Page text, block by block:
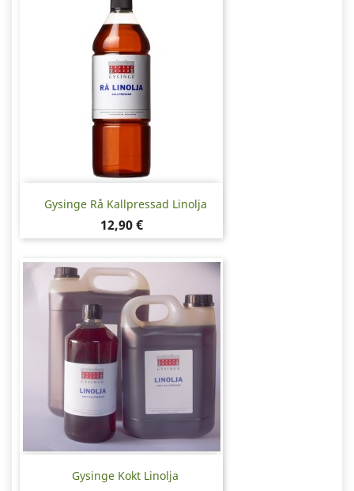
Gysinge Rå Kallpressad Linolja
Pris
12,90 €
Gysinge Kokt Linolja